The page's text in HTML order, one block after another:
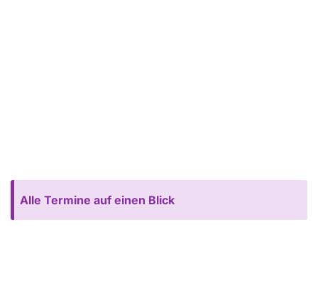
Alle Termine auf einen Blick